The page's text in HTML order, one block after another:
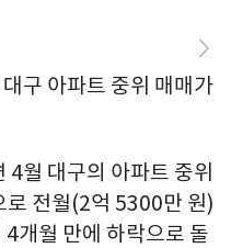
구 아파트 중위 매매가
월 대구의 아파트 중위
전월(2억 5300만 원)
개월 만에 하락으로 돌